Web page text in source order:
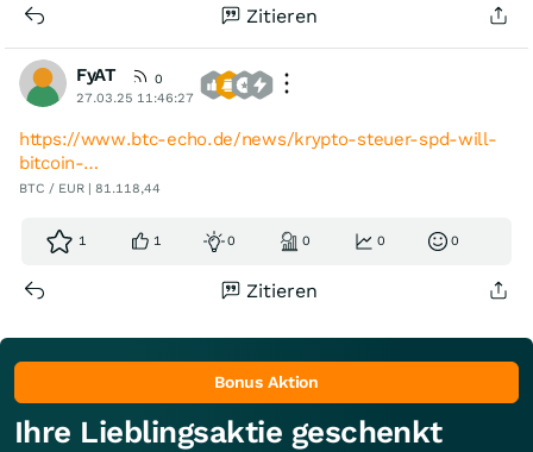
Zitieren
FyAT
0
27.03.25 11:46:27
https://www.btc-echo.de/news/krypto-steuer-spd-will-
bitcoin-…
BTC / EUR | 81.118,44
1 1 0 0 0 0
Zitieren
Bonus Aktion
Ihre Lieblingsaktie geschenkt